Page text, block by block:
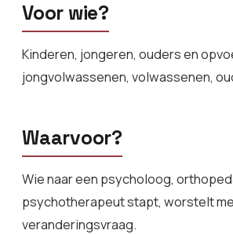
Voor wie?
Kinderen, jongeren, ouders en
jongvolwassenen, volwassenen,
Waarvoor?
Wie naar een psycholoog,
psychotherapeut stapt, worstelt
veranderingsvraag.